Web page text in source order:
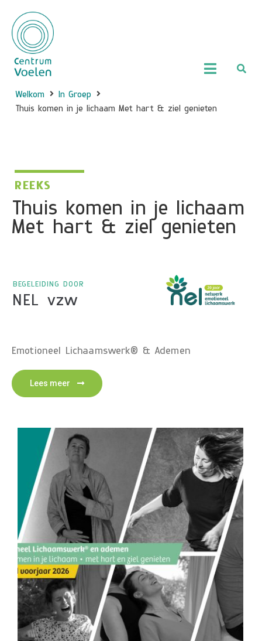
Welkom
In Groep
Thuis komen in je lichaam Met hart & ziel genieten
REEKS
Thuis komen in je lichaam
Met hart & ziel genieten
BEGELEIDING DOOR
NEL vzw
Emotioneel Lichaamswerk® & Ademen
Lees meer